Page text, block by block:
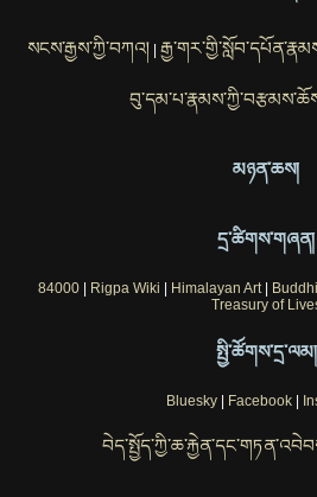
སངས་རྒྱས་ཀྱི་བཀའ།
མཉན་ཆས།
དྲ་ཚིགས་གཞན།
84000| Rigpa Wiki Himalayan Art|
Treasury of
སྤྱི་ཚོགས་དྲ་ལམ།
Bluesky| Facebook|